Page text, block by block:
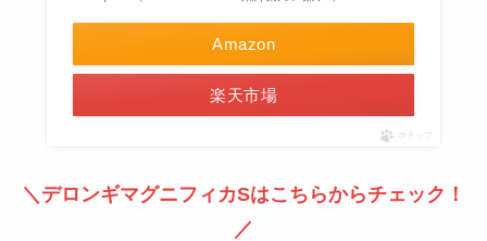
Amazon
楽天市場
ポチップ
＼デロンギマグニフィカSはこちらからチェック！
／